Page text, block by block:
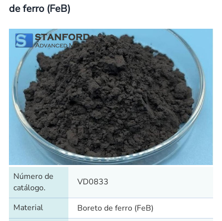
de ferro (FeB)
Número de
catálogo.
VD0833
Material
Boreto de ferro (FeB)